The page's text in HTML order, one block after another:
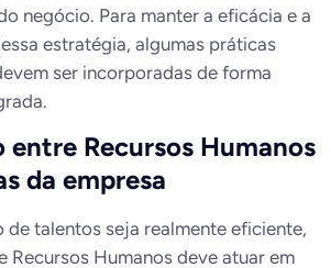
negócio. Para manter a eficácia e a
estratégia, algumas práticas
ser incorporadas de forma
Recursos Humanos
da empresa
de talentos seja realmente eficiente,
Recursos Humanos deve atuar em